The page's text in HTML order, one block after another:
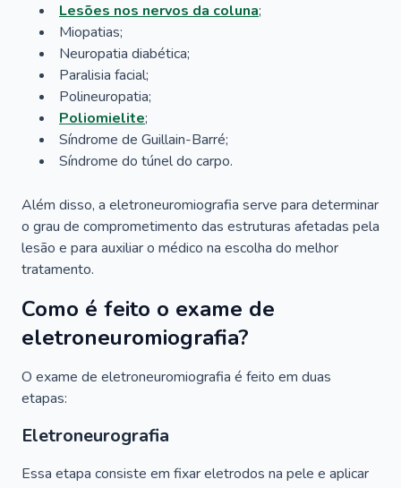
Lesões nos nervos da coluna;
Miopatias;
Neuropatia diabética;
Paralisia facial;
Polineuropatia;
Poliomielite;
Síndrome de Guillain-Barré;
Síndrome do túnel do carpo.
Além disso, a eletroneuromiografia serve para determinar
o grau de comprometimento das estruturas afetadas pela
lesão e para auxiliar o médico na escolha do melhor
tratamento.
Como é feito o exame de
eletroneuromiografia?
O exame de eletroneuromiografia é feito em duas
etapas:
Eletroneurografia
Essa etapa consiste em fixar eletrodos na pele e aplicar